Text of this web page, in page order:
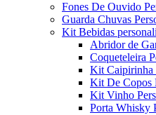
Fones De Ouvido
Guarda Chuvas
Kit Bebidas
Abridor de
Coqueteleira
Kit Caipirinha
Kit De Copos
Kit Vinho
Porta Whisky